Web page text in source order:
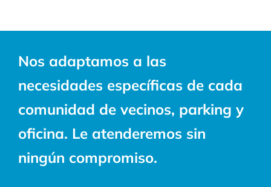
Nos adaptamos a las
necesidades específicas de cada
comunidad de vecinos, parking y
oficina. Le atenderemos sin
ningún compromiso.